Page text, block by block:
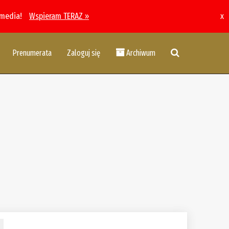
Wspieram TERAZ » x
Prenumerata Zaloguj się Archiwum